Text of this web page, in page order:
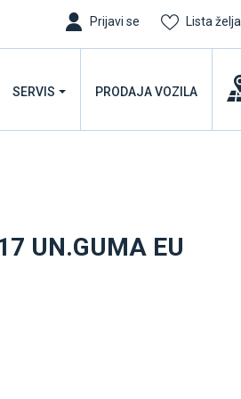
Prijavi se Lista želja
SERVIS PRODAJA VOZILA
UN.GUMA EU